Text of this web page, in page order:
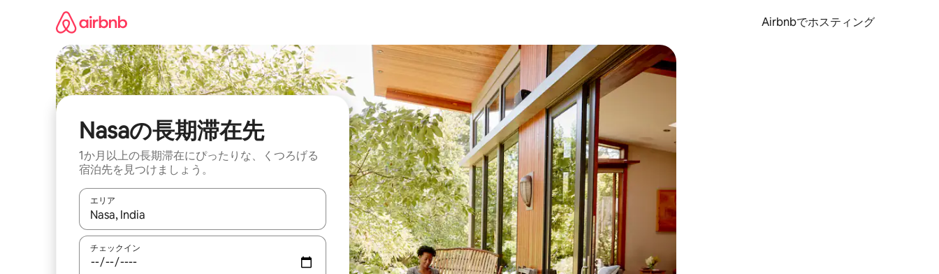
Airbnbでホスティング
Nasaの長期滞在先
1か月以上の長期滞在にぴったりな、くつろげる
宿泊先を見つけましょう。
エリア
検索結果が表示されたら、上下の矢印キーを使って移動するか、画面をタッチまたはスワイプして検索結果を確認することができます。
チェックイン